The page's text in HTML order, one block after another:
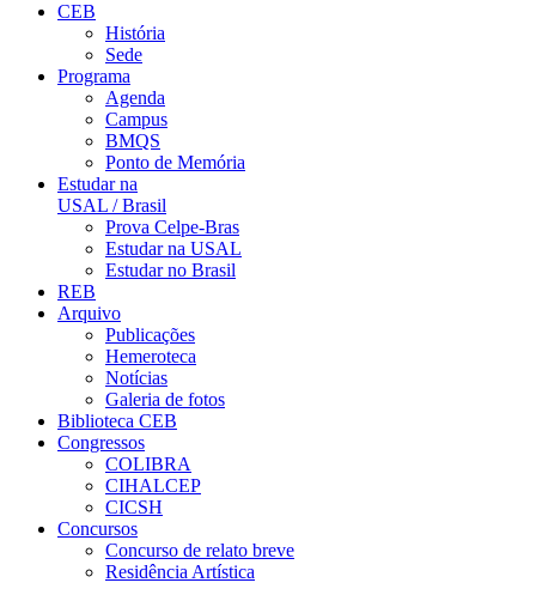
CEB
História
Sede
Programa
Agenda
Campus
BMQS
Ponto de Memória
Estudar na
USAL / Brasil
Prova Celpe-Bras
Estudar na USAL
Estudar no Brasil
REB
Arquivo
Publicações
Hemeroteca
Notícias
Galeria de fotos
Biblioteca CEB
Congressos
COLIBRA
CIHALCEP
CICSH
Concursos
Concurso de relato breve
Residência Artística